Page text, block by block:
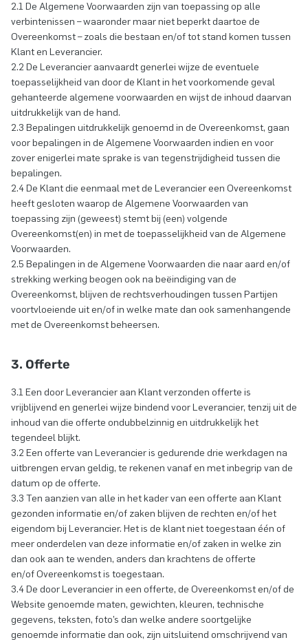
2.1 De Algemene Voorwaarden zijn van toepassing op alle
verbintenissen – waaronder maar niet beperkt daartoe de
Overeenkomst – zoals die bestaan en/of tot stand komen tussen
Klant en Leverancier.
2.2 De Leverancier aanvaardt generlei wijze de eventuele
toepasselijkheid van door de Klant in het voorkomende geval
gehanteerde algemene voorwaarden en wijst de inhoud daarvan
uitdrukkelijk van de hand.
2.3 Bepalingen uitdrukkelijk genoemd in de Overeenkomst, gaan
voor bepalingen in de Algemene Voorwaarden indien en voor
zover enigerlei mate sprake is van tegenstrijdigheid tussen die
bepalingen.
2.4 De Klant die eenmaal met de Leverancier een Overeenkomst
heeft gesloten waarop de Algemene Voorwaarden van
toepassing zijn (geweest) stemt bij (een) volgende
Overeenkomst(en) in met de toepasselijkheid van de Algemene
Voorwaarden.
2.5 Bepalingen in de Algemene Voorwaarden die naar aard en/of
strekking werking beogen ook na beëindiging van de
Overeenkomst, blijven de rechtsverhoudingen tussen Partijen
voortvloeiende uit en/of in welke mate dan ook samenhangende
met de Overeenkomst beheersen.
3. Offerte
3.1 Een door Leverancier aan Klant verzonden offerte is
vrijblijvend en generlei wijze bindend voor Leverancier, tenzij uit de
inhoud van die offerte ondubbelzinnig en uitdrukkelijk het
tegendeel blijkt.
3.2 Een offerte van Leverancier is gedurende drie werkdagen na
uitbrengen ervan geldig, te rekenen vanaf en met inbegrip van de
datum op de offerte.
3.3 Ten aanzien van alle in het kader van een offerte aan Klant
gezonden informatie en/of zaken blijven de rechten en/of het
eigendom bij Leverancier. Het is de klant niet toegestaan één of
meer onderdelen van deze informatie en/of zaken in welke zin
dan ook aan te wenden, anders dan krachtens de offerte
en/of Overeenkomst is toegestaan.
3.4 De door Leverancier in een offerte, de Overeenkomst en/of de
Website genoemde maten, gewichten, kleuren, technische
gegevens, teksten, foto’s dan welke andere soortgelijke
genoemde informatie dan ook, zijn uitsluitend omschrijvend van